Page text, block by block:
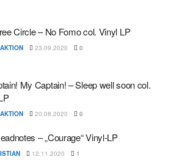
Circle – No Fomo col. Vinyl LP
23.09.2020 0
My Captain! – Sleep well soon col.
20.08.2020 0
– „Courage“ Vinyl-LP
12.11.2020 1